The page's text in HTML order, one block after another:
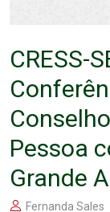
CRESS-
Pessoa
Grande
Fernanda Sales